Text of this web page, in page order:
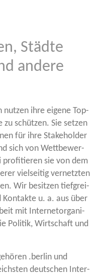
Städte
andere
nut­zen ihre eige­ne Top-
schüt­zen. Sie set­zen
für ihre Stake­hol­der
sich von Wett­be­wer­
pro­fi­tie­ren sie von dem
viel­sei­tig ver­netz­ten
Wir besit­zen tief­grei­
Kon­tak­te u. a. aus über
mit Inter­net­or­ga­ni­
Poli­tik, Wirt­schaft und
.ber­lin und
deut­schen Inter­